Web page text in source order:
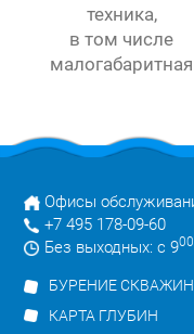
техника,
в том числе
малогабаритная
Офисы
+7 495 178-09-60
Без выходных: с 900
БУРЕНИЕ СКВАЖИН
КАРТА ГЛУБИН